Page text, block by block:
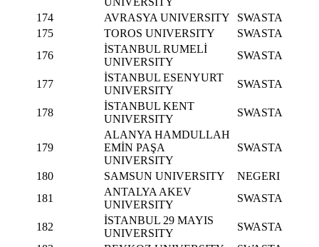
174
AVRASYA UNIVERSITY
SWASTA
175
TOROS UNIVERSITY
SWASTA
176
İSTANBUL RUMELİ
UNIVERSITY
SWASTA
177
İSTANBUL ESENYURT
UNIVERSITY
SWASTA
178
İSTANBUL KENT
UNIVERSITY
SWASTA
179
ALANYA HAMDULLAH
EMİN PAŞA
UNIVERSITY
SWASTA
180 SAMSUN UNIVERSITY
NEGERI
181
ANTALYA AKEV
UNIVERSITY
SWASTA
182
İSTANBUL 29 MAYIS
UNIVERSITY
SWASTA